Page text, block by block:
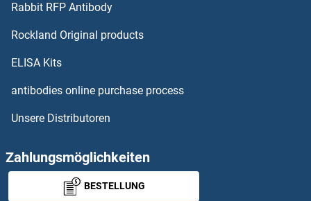
Rabbit RFP Antibody
Rockland Original products
ELISA Kits
antibodies online purchase process
Unsere Distributoren
Zahlungsmöglichkeiten
BESTELLUNG